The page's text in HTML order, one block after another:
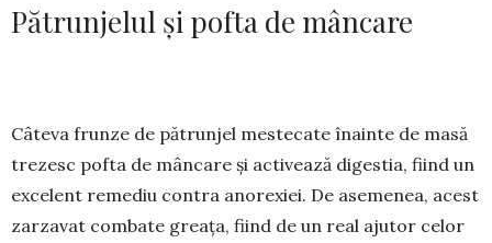
Pătrunjelul și pofta de mâncare
Câteva frunze de pătrunjel mes­­tecate înainte de masă
trezesc pofta de mâncare și activează digestia, fiind un
exce­lent re­mediu contra ano­rexiei. De ase­me­nea, acest
zarzavat combate grea­ța, fiind de un real ajutor celor